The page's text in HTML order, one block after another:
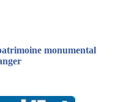
monumental